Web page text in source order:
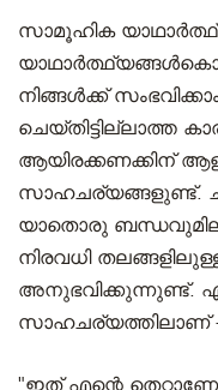
സാമൂഹിക
നിങ്ങൾക്ക്
ചെയ്തിട്ടില്ലാത്ത
ആയിരക്കണക്കിന്
സാഹചര്യങ്ങളുണ്ട്.
യാതൊരു
നിരവധി
അനുഭവിക്കുന്നുണ്ട്.
സാഹചര്യത്തിലാണ്
"ഇത് എന്റെ